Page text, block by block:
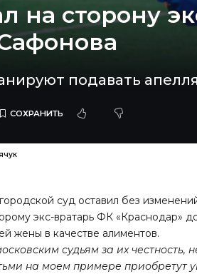
на сторону
подавать
суд оставил без
экс-вратарь ФК «Краснодар»
жены в качестве алиментов.
судьям за их
на моем примере приобретут